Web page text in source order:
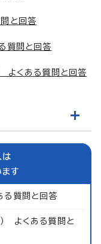
と回答
質問と回答
よくある質問と回答
は
す
る質問と回答
よくある質問と